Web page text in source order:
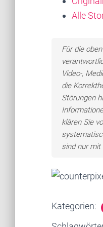
Alle
Für die
Video-,
die
Störungen
klären Sie
sind nur mit
Kategorien: